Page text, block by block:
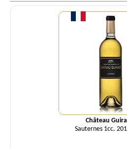
Château
Sauternes 1cc.
Menge